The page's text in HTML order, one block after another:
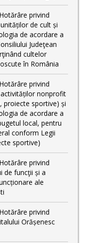
privind
de cult și
de acordare a
Judeţean
cultelor
în România
privind
nonprofit
proiecte sportive) și
de acordare a
local, pentru
conform Legii
sportive)
privind
de funcţii și a
ale
privind
Orășenesc